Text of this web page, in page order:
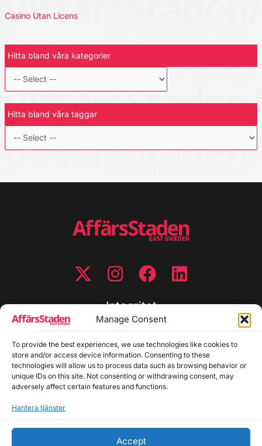
Manage Consent
To provide the best experiences, we use technologies like cookies to
store and/or access device information. Consenting to these
technologies will allow us to process data such as browsing behavior or
unique IDs on this site. Not consenting or withdrawing consent, may
adversely affect certain features and functions.
Hantera tjänster
Accept
Casino Utan Licens
Hitta bland våra kategorier
Hitta bland våra taggar
Integritet
Cookiepolicy
Disclaimer
Redaktionell policy
Utgivarinformation